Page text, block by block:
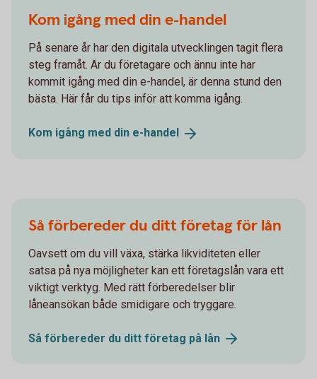
Kom igång med din e-handel
På senare år har den digitala utvecklingen tagit flera
steg framåt. Är du företagare och ännu inte har
kommit igång med din e-handel, är denna stund den
bästa. Här får du tips inför att komma igång.
Kom igång med din e-handel
Så förbereder du ditt företag för lån
Oavsett om du vill växa, stärka likviditeten eller
satsa på nya möjligheter kan ett företagslån vara ett
viktigt verktyg. Med rätt förberedelser blir
låneansökan både smidigare och tryggare.
Så förbereder du ditt företag på lån